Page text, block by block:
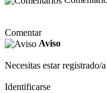
Comentar
Aviso
Necesitas estar registrado/
Identificarse